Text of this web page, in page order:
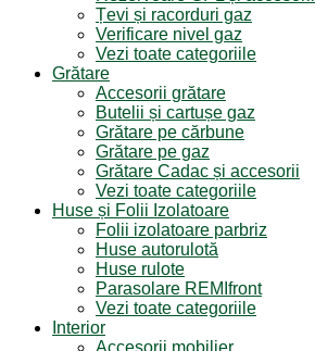
Țevi și racorduri gaz
Verificare nivel gaz
Vezi toate categoriile
Grătare
Accesorii grătare
Butelii și cartușe gaz
Grătare pe cărbune
Grătare pe gaz
Grătare Cadac și accesorii
Vezi toate categoriile
Huse și Folii Izolatoare
Folii izolatoare parbriz
Huse autorulotă
Huse rulote
Parasolare REMIfront
Vezi toate categoriile
Interior
Accesorii mobilier